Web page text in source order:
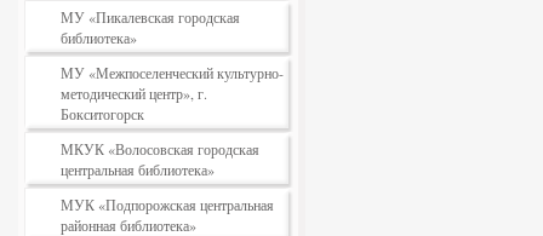
МУ «Пикалевская городская
библиотека»
МУ «Межпоселенческий культурно-
методический центр», г.
Бокситогорск
МКУК «Волосовская городская
центральная библиотека»
МУК «Подпорожская центральная
районная библиотека»